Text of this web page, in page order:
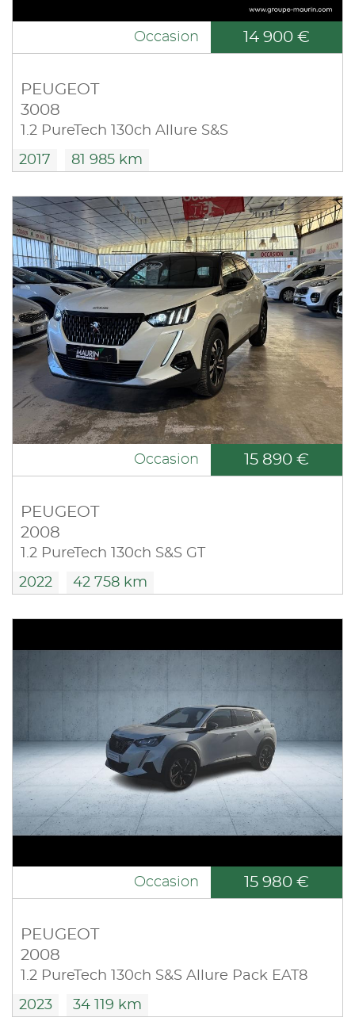
Occasion 14 900 €
PEUGEOT
3008
1.2 PureTech 130ch Allure S&S
2017 81 985 km
Occasion 15 890 €
PEUGEOT
2008
1.2 PureTech 130ch S&S GT
2022 42 758 km
Occasion 15 980 €
PEUGEOT
2008
1.2 PureTech 130ch S&S Allure Pack EAT8
2023 34 119 km